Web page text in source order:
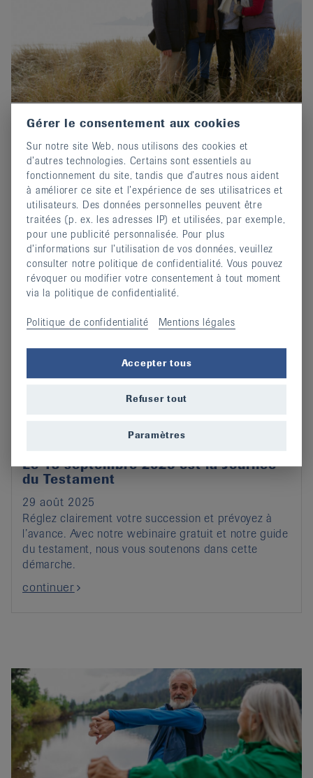
maintenant !
02 octobre 2025
Invitation au concours d'écriture de EULAR.
continuer
Le 13 septembre 2025 est la Journée
du Testament
29 août 2025
Réglez clairement votre succession et prévoyez à
l’avance. Avec notre webinaire gratuit et notre guide
du testament, nous vous soutenons dans cette
démarche.
continuer
Gérer le consentement aux cookies
Sur notre site Web, nous utilisons des cookies et
d’autres technologies. Certains sont essentiels au
fonctionnement du site, tandis que d’autres nous aident
à améliorer ce site et l’expérience de ses utilisatrices et
utilisateurs. Des données personnelles peuvent être
traitées (p. ex. les adresses IP) et utilisées, par exemple,
pour une publicité personnalisée. Pour plus
d’informations sur l’utilisation de vos données, veuillez
consulter notre politique de confidentialité. Vous pouvez
révoquer ou modifier votre consentement à tout moment
via la politique de confidentialité.
Politique de confidentialité Mentions légales
Accepter tous
Refuser tout
Paramètres